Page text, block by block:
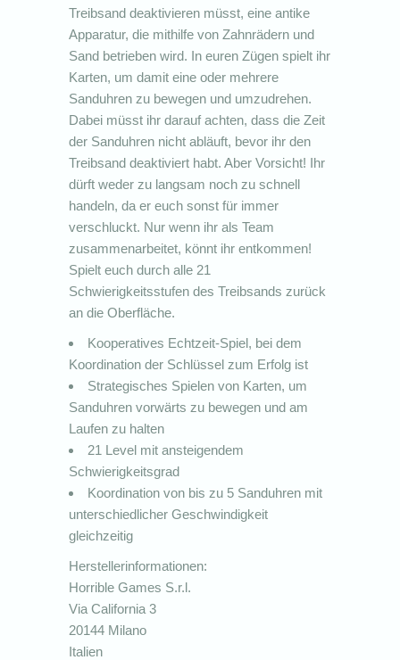
Treibsand deaktivieren müsst, eine antike
Apparatur, die mithilfe von Zahnrädern und
Sand betrieben wird. In euren Zügen spielt ihr
Karten, um damit eine oder mehrere
Sanduhren zu bewegen und umzudrehen.
Dabei müsst ihr darauf achten, dass die Zeit
der Sanduhren nicht abläuft, bevor ihr den
Treibsand deaktiviert habt. Aber Vorsicht! Ihr
dürft weder zu langsam noch zu schnell
handeln, da er euch sonst für immer
verschluckt. Nur wenn ihr als Team
zusammenarbeitet, könnt ihr entkommen!
Spielt euch durch alle 21
Schwierigkeitsstufen des Treibsands zurück
an die Oberfläche.
Kooperatives Echtzeit-Spiel, bei dem
Koordination der Schlüssel zum Erfolg ist
Strategisches Spielen von Karten, um
Sanduhren vorwärts zu bewegen und am
Laufen zu halten
21 Level mit ansteigendem
Schwierigkeitsgrad
Koordination von bis zu 5 Sanduhren mit
unterschiedlicher Geschwindigkeit
gleichzeitig
Herstellerinformationen:
Horrible Games S.r.l.
Via California 3
20144 Milano
Italien